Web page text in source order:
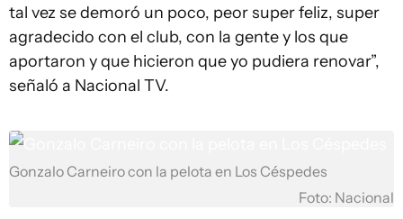
tal vez se demoró un poco, peor super feliz, super
agradecido con el club, con la gente y los que
aportaron y que hicieron que yo pudiera renovar”,
señaló a Nacional TV.
Gonzalo Carneiro con la pelota en Los Céspedes
Foto: Nacional